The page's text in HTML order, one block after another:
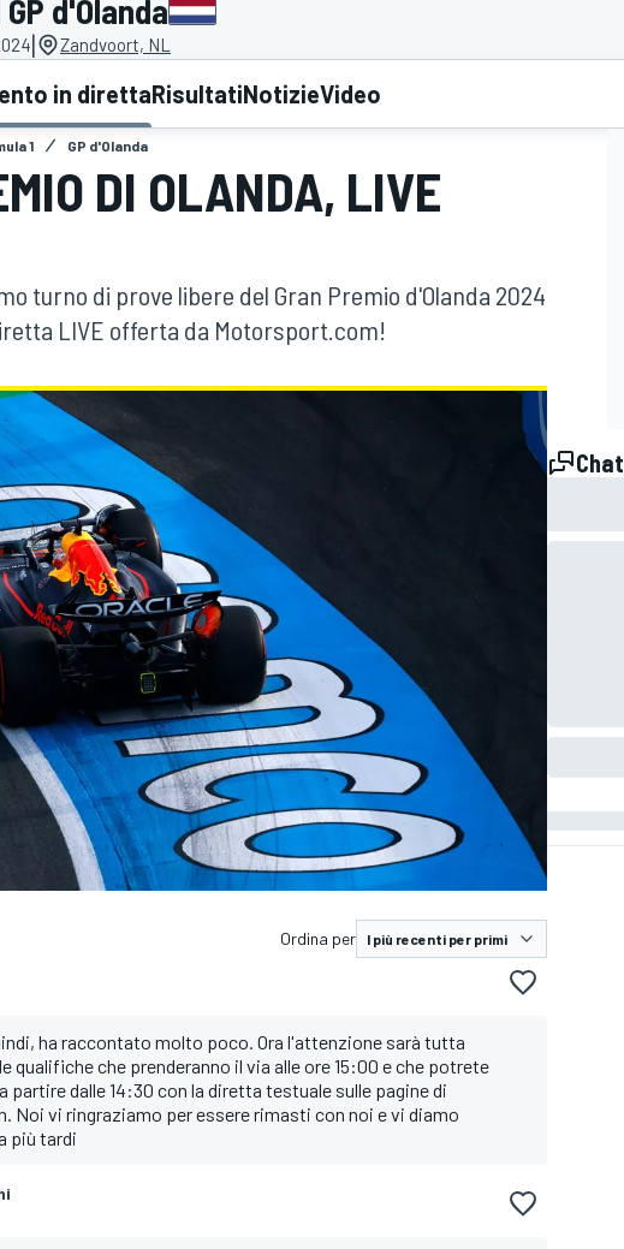
WEC
d'Olanda
| Zandvoort, NL
in direttaRisultatiNotizieVideo
1 GP d'Olanda
DI OLANDA, LIVE
turno di prove libere del Gran Premio d'Olanda 2024
LIVE offerta da Motorsport.com!
Ordina per
ha raccontato molto poco. Ora l'attenzione sarà tutta
qualifiche che prenderanno il via alle ore 15:00 e che potrete
partire dalle 14:30 con la diretta testuale sulle pagine di
Noi vi ringraziamo per essere rimasti con noi e vi diamo
più tardi
Chat